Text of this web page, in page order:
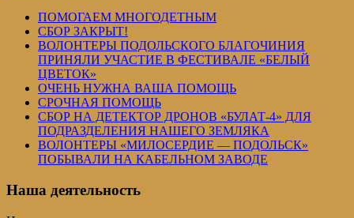
ПОМОГАЕМ МНОГОДЕТНЫМ
СБОР ЗАКРЫТ!
ВОЛОНТЕРЫ ПОДОЛЬСКОГО БЛАГОЧИНИЯ
ПРИНЯЛИ УЧАСТИЕ В ФЕСТИВАЛЕ «БЕЛЫЙ
ЦВЕТОК»
ОЧЕНЬ НУЖНА ВАША ПОМОЩЬ
СРОЧНАЯ ПОМОЩЬ
СБОР НА ДЕТЕКТОР ДРОНОВ «БУЛАТ-4» ДЛЯ
ПОДРАЗДЕЛЕНИЯ НАШЕГО ЗЕМЛЯКА
ВОЛОНТЕРЫ «МИЛОСЕРДИЕ — ПОДОЛЬСК»
ПОБЫВАЛИ НА КАБЕЛЬНОМ ЗАВОДЕ
Наша деятельность